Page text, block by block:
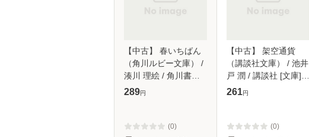
【中古】 春いちばん
（角川ルビー文庫） /
湊川 理絵 / 角川書店
[文庫]【メール便送料
289円
(0)
【中古】 架空通貨
（講談社文庫） / 池井
戸 潤 / 講談社 [文庫]
【メール便送料無料】
261円
(0)